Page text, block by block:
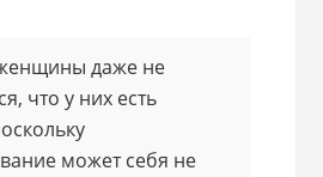
даже не
что у них есть
может себя не